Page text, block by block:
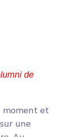
de
moment et
une